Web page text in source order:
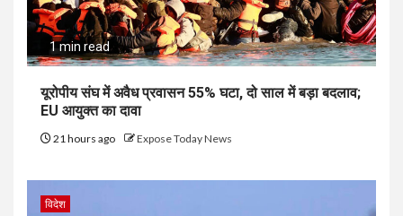
1 min read
यूरोपीय संघ में अवैध प्रवासन 55% घटा, दो साल में बड़ा बदलाव;
EU आयुक्त का दावा
21 hours ago Expose Today News
विदेश